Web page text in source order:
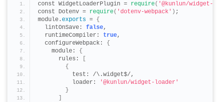
const WidgetLoaderPlugin = require( '@kunlun/
const Dotenv = require( 'dotenv-webpack' ) ;
module.exports = {
  lintOnSave:
false,
  runtimeCompiler:
true,
  configureWebpack:
{
    module:
{
      rules:
{
          test: /\.widget$/,
          loader:
'@kunlun/widget-loader'
}